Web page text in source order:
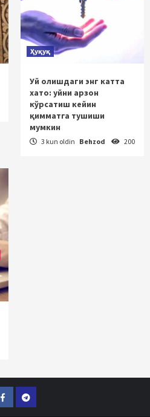
Ҳуқуқ
Уй олишдаги энг катта
хато: уйни арзон
кўрсатиш кейин
қимматга тушиши
мумкин
3 kun oldin Behzod 200
FacebookTelegram